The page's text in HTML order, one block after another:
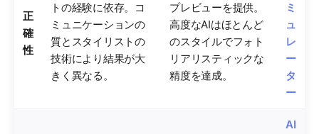
正
確
性
トの経験に依存。コ
ミュニケーションの
質とスタイリストの
技術により結果が大
きく異なる。
プレビューを提供。
高度なAIはほとんど
のスタイルでフォト
リアリスティックな
精度を達成。
ミ
ュ
レ
ー
タ
ー
AI